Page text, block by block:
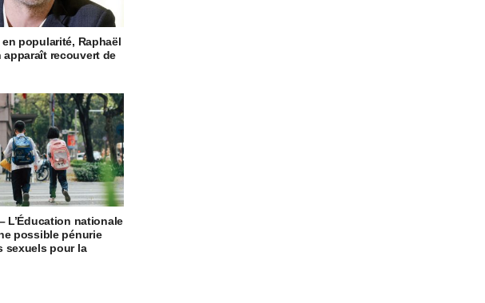
popularité, Raphaël
apparaît recouvert de
L’Éducation nationale
possible pénurie
sexuels pour la